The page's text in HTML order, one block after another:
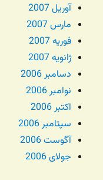
آوریل 2007
مارس 2007
فوریه 2007
ژانویه 2007
دسامبر 2006
نوامبر 2006
اکتبر 2006
سپتامبر 2006
آگوست 2006
جولای 2006